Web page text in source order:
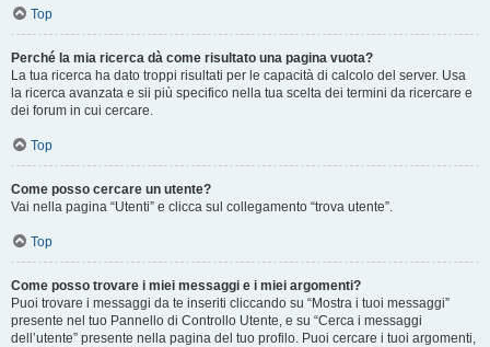
Top
Perché la mia ricerca dà come risultato una pagina vuota?
La tua ricerca ha dato troppi risultati per le capacità di calcolo del server. Usa
la ricerca avanzata e sii più specifico nella tua scelta dei termini da ricercare e
dei forum in cui cercare.
Top
Come posso cercare un utente?
Vai nella pagina “Utenti” e clicca sul collegamento “trova utente”.
Top
Come posso trovare i miei messaggi e i miei argomenti?
Puoi trovare i messaggi da te inseriti cliccando su “Mostra i tuoi messaggi”
presente nel tuo Pannello di Controllo Utente, e su “Cerca i messaggi
dell’utente” presente nella pagina del tuo profilo. Puoi cercare i tuoi argomenti,